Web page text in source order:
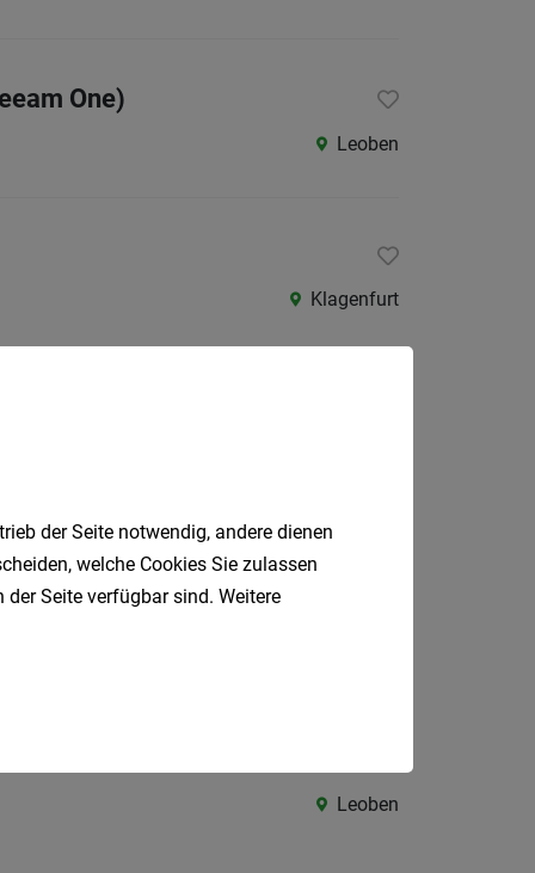
One)
Leoben
Klagenfurt
Leoben
der Seite notwendig, andere dienen
welche Cookies Sie zulassen
Seite verfügbar sind. Weitere